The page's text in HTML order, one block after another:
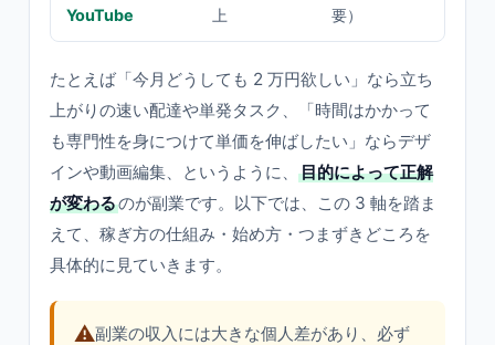
YouTube
上
要）
たとえば「今月どうしても 2 万円欲しい」なら立ち
上がりの速い配達や単発タスク、「時間はかかって
も専門性を身につけて単価を伸ばしたい」ならデザ
インや動画編集、というように、
目的によって正解
が変わるのが副業です。以下では、この 3 軸を踏ま
えて、稼ぎ方の仕組み・始め方・つまずきどころを
具体的に見ていきます。
⚠️副業の収入には大きな個人差があり、必ず